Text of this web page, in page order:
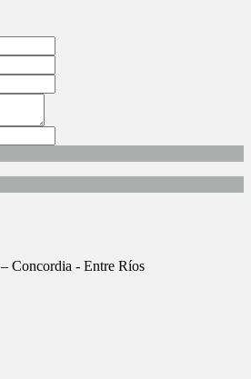
Concordia - Entre Ríos